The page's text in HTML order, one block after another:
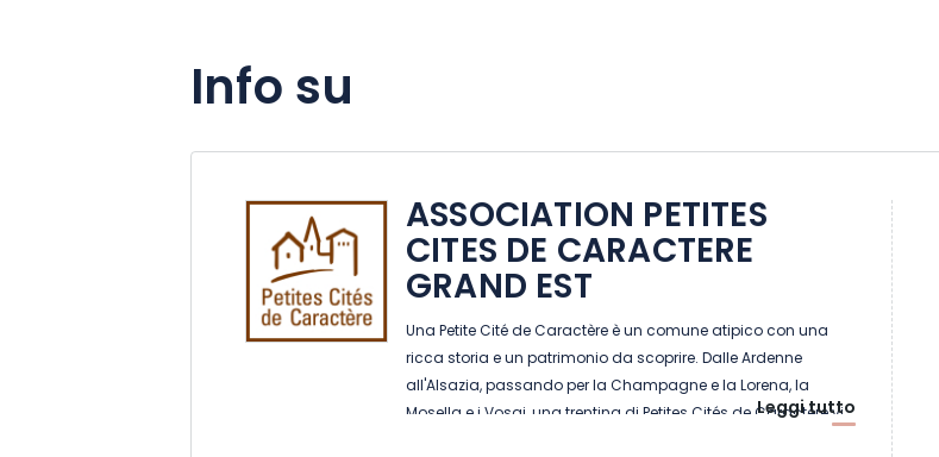
Info su
ASSOCIATION PETITES
CITES DE CARACTERE
GRAND EST
Una Petite Cité de Caractère è un comune atipico con una
ricca storia e un patrimonio da scoprire. Dalle Ardenne
all'Alsazia, passando per la Champagne e la Lorena, la
Mosella e i Vosgi, una trentina di Petites Cités de Caractère vi
Leggi tutto